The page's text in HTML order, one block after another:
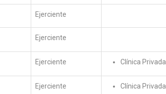
Ejerciente
Ejerciente
Ejerciente Clínica Privada
Ejerciente Clínica Privada